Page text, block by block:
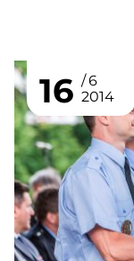
16
6
2014